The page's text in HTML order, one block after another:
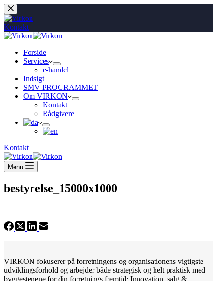
Fortsæt
til
indhold
Kontakt
Forside
Services
e-handel
Indsigt
SMV PROGRAMMET
Om VIRKON
Kontakt
Rådgivere
Kontakt
Menu
bestyrelse_15000x1000
VIRKON fokuserer på forretningens og organisationens vigtigste
udviklingsforhold og arbejder både strategisk og helt praktisk med
byggestenene for din forretnings fremtid: Innovation, salg &